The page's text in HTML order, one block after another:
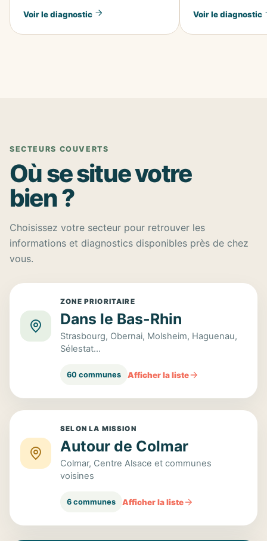
Voir le diagnostic Voir le diagnostic
SECTEURS COUVERTS
Où se situe votre
bien ?
Choisissez votre secteur pour retrouver les
informations et diagnostics disponibles près de chez
vous.
ZONE PRIORITAIRE
Dans le Bas-Rhin
Strasbourg, Obernai, Molsheim, Haguenau,
Sélestat…
60 communes Afficher la liste
SELON LA MISSION
Autour de Colmar
Colmar, Centre Alsace et communes
voisines
6 communes Afficher la liste